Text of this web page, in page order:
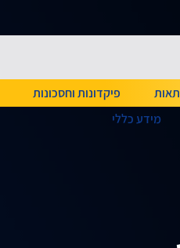
פיקדונות וחסכונות
מידע כללי